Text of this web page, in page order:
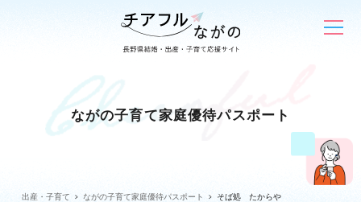
ながの子育て家庭優待パスポート
出産・子育て ながの子育て家庭優待パスポート そば処 たからや